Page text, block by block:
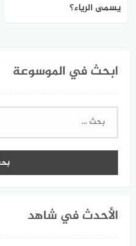
يسمى الرياء؟
ابحث في الموسوعة
البحث
الأحدث في شاهد